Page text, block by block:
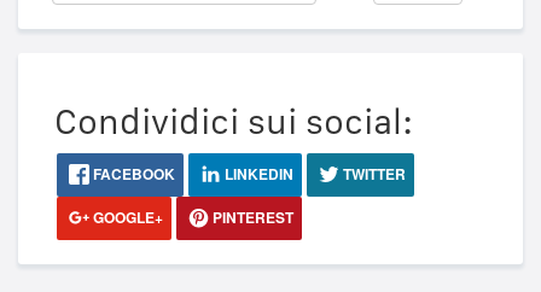
Condividici sui social:
FACEBOOK LINKEDIN
TWITTER
GOOGLE+
PINTEREST